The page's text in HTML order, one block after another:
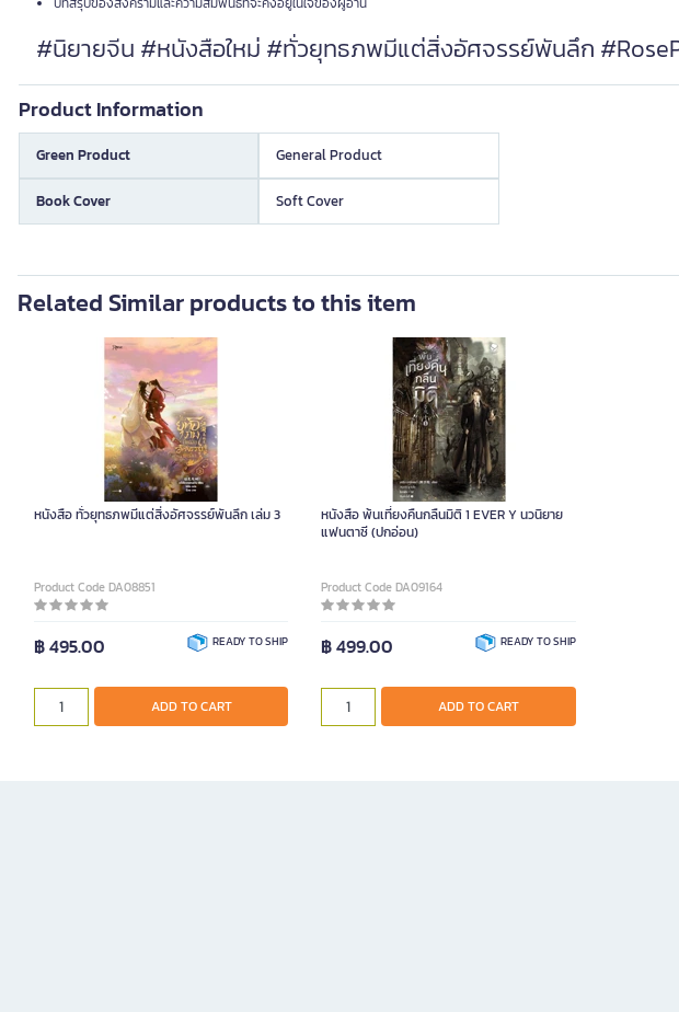
#นิยายจีน #หนังสือใหม่ #ทั่วยุทธภพมีแต่สิ่งอัศจรรย์พันลึก
Product Information
Green Product General Product
Book Cover Soft Cover
Related Similar products to this item
หนังสือ ทั่วยุทธภพมีแต่สิ่งอัศจรรย์พันลึก เล่ม 3
Product Code DA08851
฿ 495.00 READY TO SHIP
ADD TO CART
หนังสือ พ้นเที่ยงคืนกลืนมิติ 1 EVER Y นวนิยาย
แฟนตาซี (ปกอ่อน)
Product Code DA09164
฿ 499.00 READY TO SHIP
ADD TO CART